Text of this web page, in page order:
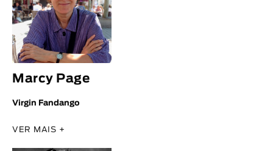
Marcy Page
Virgin Fandango
VER MAIS +